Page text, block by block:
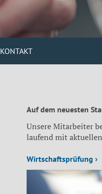
KONTAKT
Auf dem neuesten
Unsere Mitarbeiter
laufend mit
Wirtschaftsprüfung ›